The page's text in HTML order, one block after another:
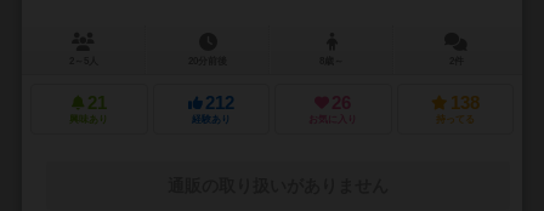
21
興味あり
212
経験あり
26
お気に入り
138
持ってる